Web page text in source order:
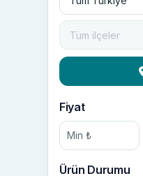
Fiyat
Ürün Durumu